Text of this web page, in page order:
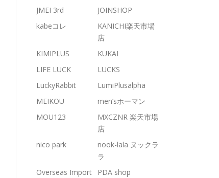
JMEI 3rd
JOINSHOP
kabeコレ
KANICHI楽天市場
店
KIMIPLUS
KUKAI
LIFE LUCK
LUCKS
LuckyRabbit
LumiPlusalpha
MEIKOU
men’sホーマン
MOU123
MXCZNR 楽天市場
店
nico park
nook-lala ヌックラ
ラ
Overseas Import
PDA shop